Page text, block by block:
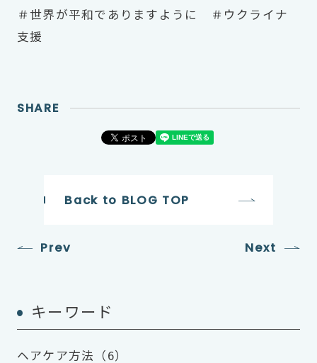
＃世界が平和でありますように ＃ウクライナ
支援
SHARE
Prev
Back to BLOG TOP
Next
キーワード
ヘアケア方法（6）